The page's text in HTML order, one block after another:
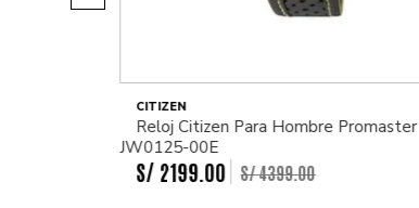
CITIZEN
Reloj Citizen Para Hombre Promaster
JW0125-00E
S/ 2199.00 S/4399.00